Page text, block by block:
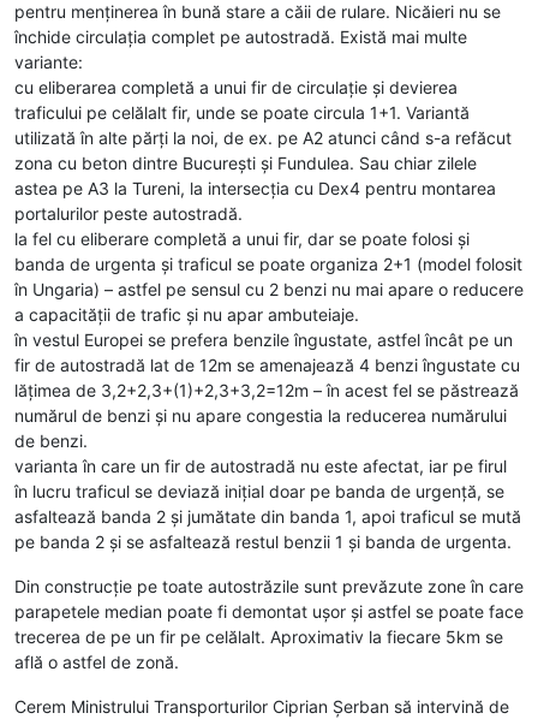
pentru menţinerea în bună stare a căii de rulare. Nicăieri nu se
închide circulația complet pe autostradă. Există mai multe
variante:
cu eliberarea completă a unui fir de circulaţie şi devierea
traficului pe celălalt fir, unde se poate circula 1+1. Variantă
utilizată în alte părți la noi, de ex. pe A2 atunci când s-a refăcut
zona cu beton dintre Bucureşti şi Fundulea. Sau chiar zilele
astea pe A3 la Tureni, la intersecția cu Dex4 pentru montarea
portalurilor peste autostradă.
la fel cu eliberare completă a unui fir, dar se poate folosi și
banda de urgenta și traficul se poate organiza 2+1 (model folosit
în Ungaria) – astfel pe sensul cu 2 benzi nu mai apare o reducere
a capacităţii de trafic şi nu apar ambuteiaje.
în vestul Europei se prefera benzile îngustate, astfel încât pe un
fir de autostradă lat de 12m se amenajează 4 benzi îngustate cu
lăţimea de 3,2+2,3+(1)+2,3+3,2=12m – în acest fel se păstrează
numărul de benzi şi nu apare congestia la reducerea numărului
de benzi.
varianta în care un fir de autostradă nu este afectat, iar pe firul
în lucru traficul se deviază iniţial doar pe banda de urgență, se
asfaltează banda 2 şi jumătate din banda 1, apoi traficul se mută
pe banda 2 şi se asfaltează restul benzii 1 şi banda de urgenta.
Din construcţie pe toate autostrăzile sunt prevăzute zone în care
parapetele median poate fi demontat uşor şi astfel se poate face
trecerea de pe un fir pe celălalt. Aproximativ la fiecare 5km se
află o astfel de zonă.
Cerem Ministrului Transporturilor Ciprian Şerban să intervină de